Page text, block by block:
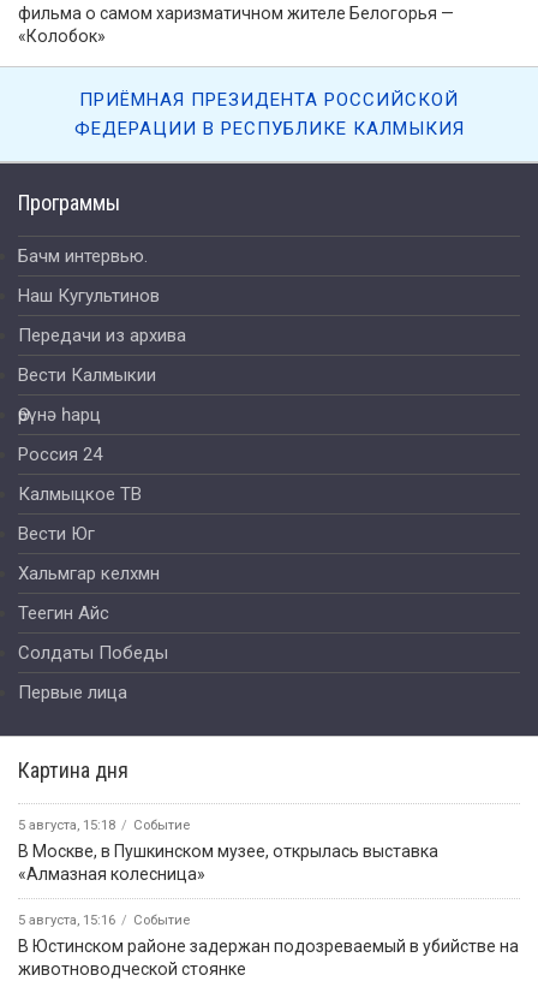
Программы
Бачм интервью.
Наш Кугультинов
Передачи из архива
Вести Калмыкии
Өрүнә һарц
Россия 24
Калмыцкое ТВ
Вести Юг
Хальмгар келхмн
Теегин Айс
Солдаты Победы
Первые лица
Картина дня
5 августа, 15:18 Событие
В Москве, в Пушкинском музее, открылась выставка
«Алмазная колесница»
5 августа, 15:16 Событие
В Юстинском районе задержан подозреваемый в убийстве на
животноводческой стоянке
фильма о самом харизматичном жителе Белогорья —
«Колобок»
ПРИЁМНАЯ ПРЕЗИДЕНТА РОССИЙСКОЙ
ФЕДЕРАЦИИ В РЕСПУБЛИКЕ КАЛМЫКИЯ